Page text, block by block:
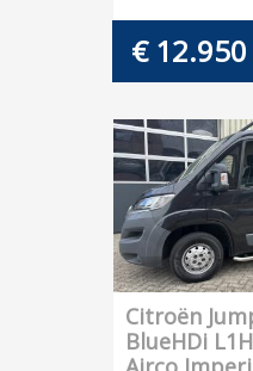
€ 12.950
Citroën
BlueHDi